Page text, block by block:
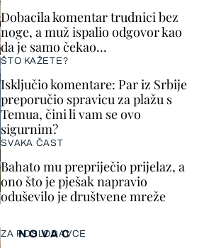
Dobacila komentar trudnici bez
noge, a muž ispalio odgovor kao
da je samo čekao…
ŠTO KAŽETE?
Isključio komentare: Par iz Srbije
preporučio spravicu za plažu s
Temua, čini li vam se ovo
sigurnim?
SVAKA ČAST
Bahato mu prepriječio prijelaz, a
ono što je pješak napravio
oduševilo je društvene mreže
NOVAC
ZA POSLODAVCE